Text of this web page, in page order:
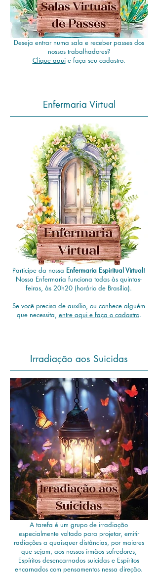
Deseja entrar numa sala e receber passes dos
nossos trabalhadores?
Clique aquie faça seu cadastro.
Enfermaria Virtual
Participe da nossa Enfermaria Espiritual Virtual!
Nossa Enfermaria funciona todas às quintas-
feiras, às 20h20 (horário de Brasília).
Se você precisa de auxílio, ou conhece alguém
que necessita, entre aqui e faça o cadastro.
Irradiação aos Suicidas
A tarefa é um grupo de irradiação
especialmente voltado para projetar, emitir
radiações a quaisquer distâncias, por maiores
que sejam, aos nossos irmãos sofredores,
Espíritos desencarnados suicidas e Espíritos
encarnados com pensamentos nessa direção.